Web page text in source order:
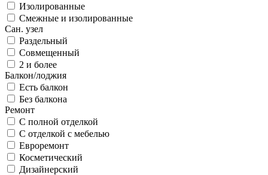
Изолированные
Смежные и изолированные
Сан. узел
Раздельный
Совмещенный
2 и более
Балкон/лоджия
Есть балкон
Без балкона
Ремонт
С полной отделкой
С отделкой с мебелью
Евроремонт
Косметический
Дизайнерский